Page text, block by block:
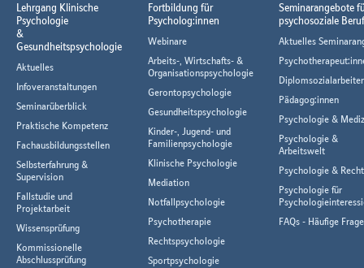
Lehrgang Klinische
Psychologie
&
Gesundheitspsychologie
Aktuelles
Infoveranstaltungen
Seminarüberblick
Praktische Kompetenz
Fachausbildungsstellen
Selbsterfahrung &
Supervision
Fallstudie und
Projektarbeit
Wissensprüfung
Kommissionelle
Abschlussprüfung
Fortbildung für
Psycholog:innen
Webinare
Arbeits-, Wirtschafts- &
Organisationspsychologie
Gerontopsychologie
Gesundheitspsychologie
Kinder-, Jugend- und
Familienpsychologie
Klinische Psychologie
Mediation
Notfallpsychologie
Psychotherapie
Rechtspsychologie
Sportpsychologie
Seminarangebote
psychosoziale
Aktuelles
Pädagog:innen
Psychologie &
Psychologie &
Arbeitswelt
Psychologie & Recht
Psychologie für
FAQs - Häufige